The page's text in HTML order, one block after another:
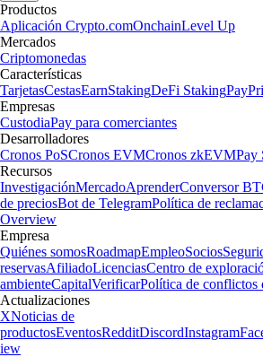
Productos
Aplicación Crypto.comOnchainLevel Up
Mercados
Criptomonedas
Características
TarjetasCestasEarnStakingDeFi StakingPay
Empresas
CustodiaPay para comerciantes
Desarrolladores
Cronos PoSCronos EVMCronos zkEVMPay
Recursos
InvestigaciónMercadoAprenderConversor
de preciosBot de TelegramPolítica de
Overview
Empresa
Quiénes somosRoadmapEmpleoSocios
reservasAfiliadoLicenciasCentro de
ambienteCapitalVerificarPolítica de conflictos
Actualizaciones
XNoticias de
productosEventosRedditDiscordInstagram
iew